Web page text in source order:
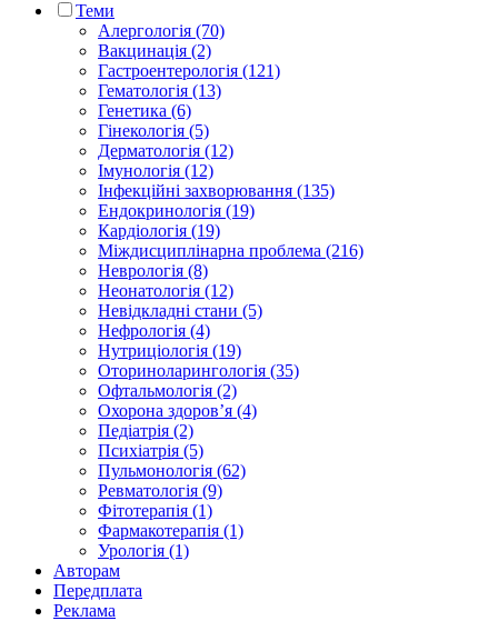
Теми
Алергологія (70)
Вакцинація (2)
Гастроентерологія (121)
Гематологія (13)
Генетика (6)
Гінекологія (5)
Дерматологія (12)
Імунологія (12)
Інфекційні захворювання (135)
Ендокринологія (19)
Кардіологія (19)
Міждисциплінарна проблема (216)
Неврологія (8)
Неонатологія (12)
Невідкладні стани (5)
Нефрологія (4)
Нутриціологія (19)
Оториноларингологія (35)
Офтальмологія (2)
Охорона здоров’я (4)
Педіатрія (2)
Психіатрія (5)
Пульмонологія (62)
Ревматологія (9)
Фітотерапія (1)
Фармакотерапія (1)
Урологія (1)
Авторам
Передплата
Реклама